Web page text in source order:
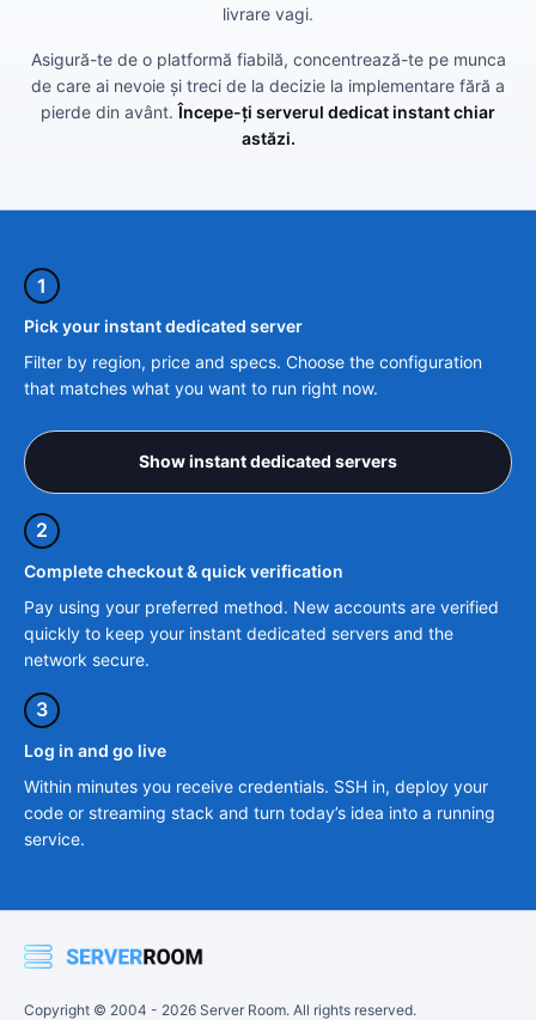
livrare vagi.
Asigură-te de o platformă fiabilă, concentrează-te pe munca
de care ai nevoie și treci de la decizie la implementare fără a
pierde din avânt.Începe-ți serverul dedicat instant chiar
astăzi.
1
Pick your instant dedicated server
Filter by region, price and specs. Choose the configuration
that matches what you want to run right now.
Show instant dedicated servers
2
Complete checkout & quick verification
Pay using your preferred method. New accounts are verified
quickly to keep your instant dedicated servers and the
network secure.
3
Log in and go live
Within minutes you receive credentials. SSH in, deploy your
code or streaming stack and turn today’s idea into a running
service.
Copyright © 2004 - 2026 Server Room. All rights reserved.